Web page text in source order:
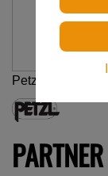
Petzl
PARTNER